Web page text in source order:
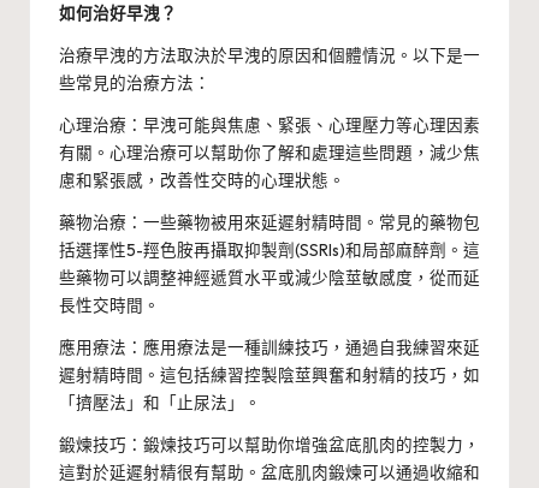
如何治好早洩？
治療早洩的方法取決於早洩的原因和個體情況。以下是一
些常見的治療方法：
心理治療：早洩可能與焦慮、緊張、心理壓力等心理因素
有關。心理治療可以幫助你了解和處理這些問題，減少焦
慮和緊張感，改善性交時的心理狀態。
藥物治療：一些藥物被用來延遲射精時間。常見的藥物包
括選擇性5-羥色胺再攝取抑製劑(SSRIs)和局部麻醉劑。這
些藥物可以調整神經遞質水平或減少陰莖敏感度，從而延
長性交時間。
應用療法：應用療法是一種訓練技巧，通過自我練習來延
遲射精時間。這包括練習控製陰莖興奮和射精的技巧，如
「擠壓法」和「止尿法」。
鍛煉技巧：鍛煉技巧可以幫助你增強盆底肌肉的控製力，
這對於延遲射精很有幫助。盆底肌肉鍛煉可以通過收縮和